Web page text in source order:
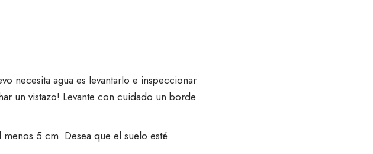
necesita agua es levantarlo e inspeccionar
un vistazo! Levante con cuidado un borde
5 cm. Desea que el suelo esté